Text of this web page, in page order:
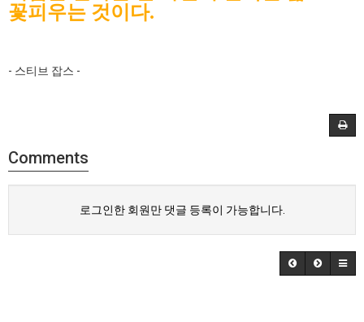
꽃피우는 것이다.
- 스티브 잡스 -
Comments
로그인한 회원만 댓글 등록이 가능합니다.